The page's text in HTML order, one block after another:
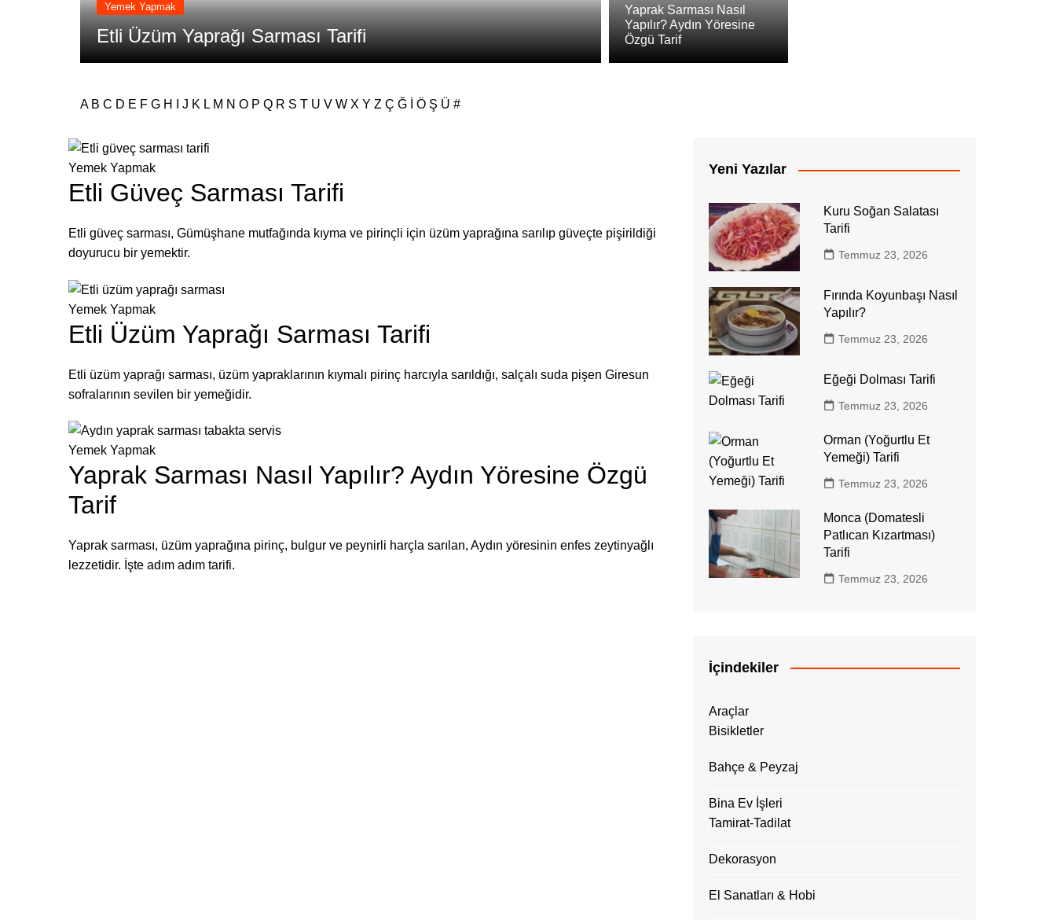
Yemek Yapmak
Etli Üzüm Yaprağı Sarması Tarifi
Yemek Yapmak
Yaprak Sarması Nasıl Yapılır? Aydın Yöresine Özgü
Yaprak Sarması Nasıl
Yapılır? Aydın Yöresine
Özgü Tarif
A B C D E F G H J K L M N O P Q R S T U V W X Y Z Ç Ğ Ö Ş Ü #
Yemek Yapmak
Etli Güveç Sarması Tarifi
Etli güveç sarması, Gümüşhane mutfağında kıyma ve pirinçli için üzüm yaprağına sarılıp güveçte pişirildiği
doyurucu bir yemektir.
Yemek Yapmak
Etli Üzüm Yaprağı Sarması Tarifi
Etli üzüm yaprağı sarması, üzüm yapraklarının kıymalı pirinç harcıyla sarıldığı, salçalı suda pişen Giresun
sofralarının sevilen bir yemeğidir.
Yemek Yapmak
Yaprak Sarması Nasıl Yapılır? Aydın Yöresine Özgü
Tarif
Yaprak sarması, üzüm yaprağına pirinç, bulgur ve peynirli harçla sarılan, Aydın yöresinin enfes zeytinyağlı
lezzetidir. İşte adım adım tarifi.
Yeni Yazılar
Kuru Soğan Salatası
Tarifi
Temmuz 23, 2026
Fırında Koyunbaşı Nasıl
Yapılır?
Temmuz 23, 2026
Eğeği Dolması Tarifi
Temmuz 23, 2026
Orman (Yoğurtlu Et
Yemeği) Tarifi
Temmuz 23, 2026
Monca (Domatesli
Patlıcan Kızartması)
Tarifi
Temmuz 23, 2026
İçindekiler
Araçlar
Bisikletler
Bahçe & Peyzaj
Bina Ev İşleri
Tamirat-Tadilat
Dekorasyon
El Sanatları & Hobi